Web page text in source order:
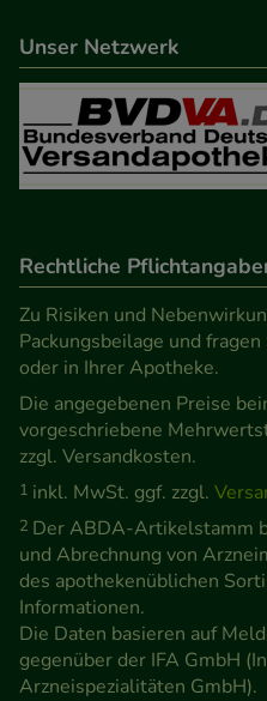
Unser Netzwerk
Rechtliche
Zu Risiken und
Packungsbeilage und
oder in Ihrer Apotheke.
Die angegebenen Preise
vorgeschriebene
zzgl. Versandkosten.
1 inkl. MwSt. ggf. zzgl.
2 Der ABDA-Artikelstamm
und Abrechnung von
des apothekenüblichen
Informationen.
Die Daten basieren auf
gegenüber der IFA GmbH
Arzneispezialitäten GmbH).